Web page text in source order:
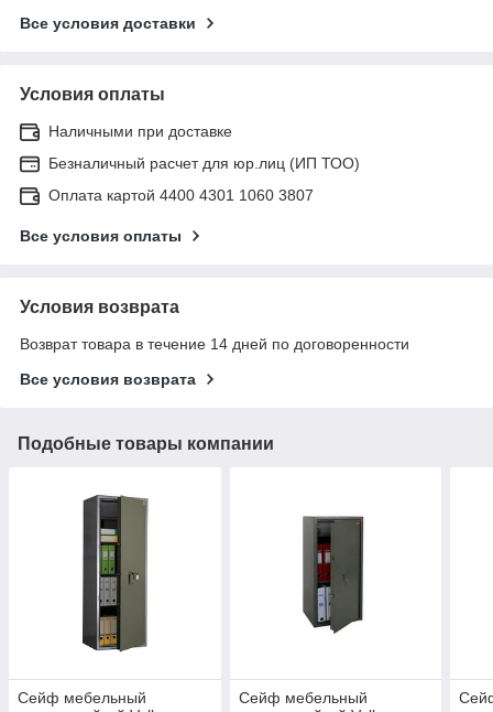
Все условия доставки
Условия оплаты
Наличными при доставке
Безналичный расчет для юр.лиц (ИП ТОО)
Оплата картой 4400 4301 1060 3807
Все условия оплаты
Условия возврата
Возврат товара в течение 14 дней по договоренности
Все условия возврата
Подобные товары компании
Сейф мебельный
Сейф мебельный